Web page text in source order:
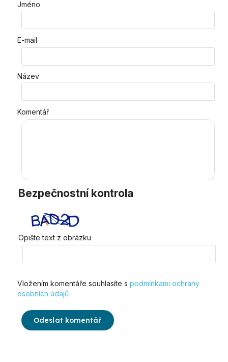
Jméno
E-mail
Název
Komentář
Bezpečnostní kontrola
Opište text z obrázku
Vložením komentáře souhlasíte s podmínkami ochrany
osobních údajů
Odeslat komentář